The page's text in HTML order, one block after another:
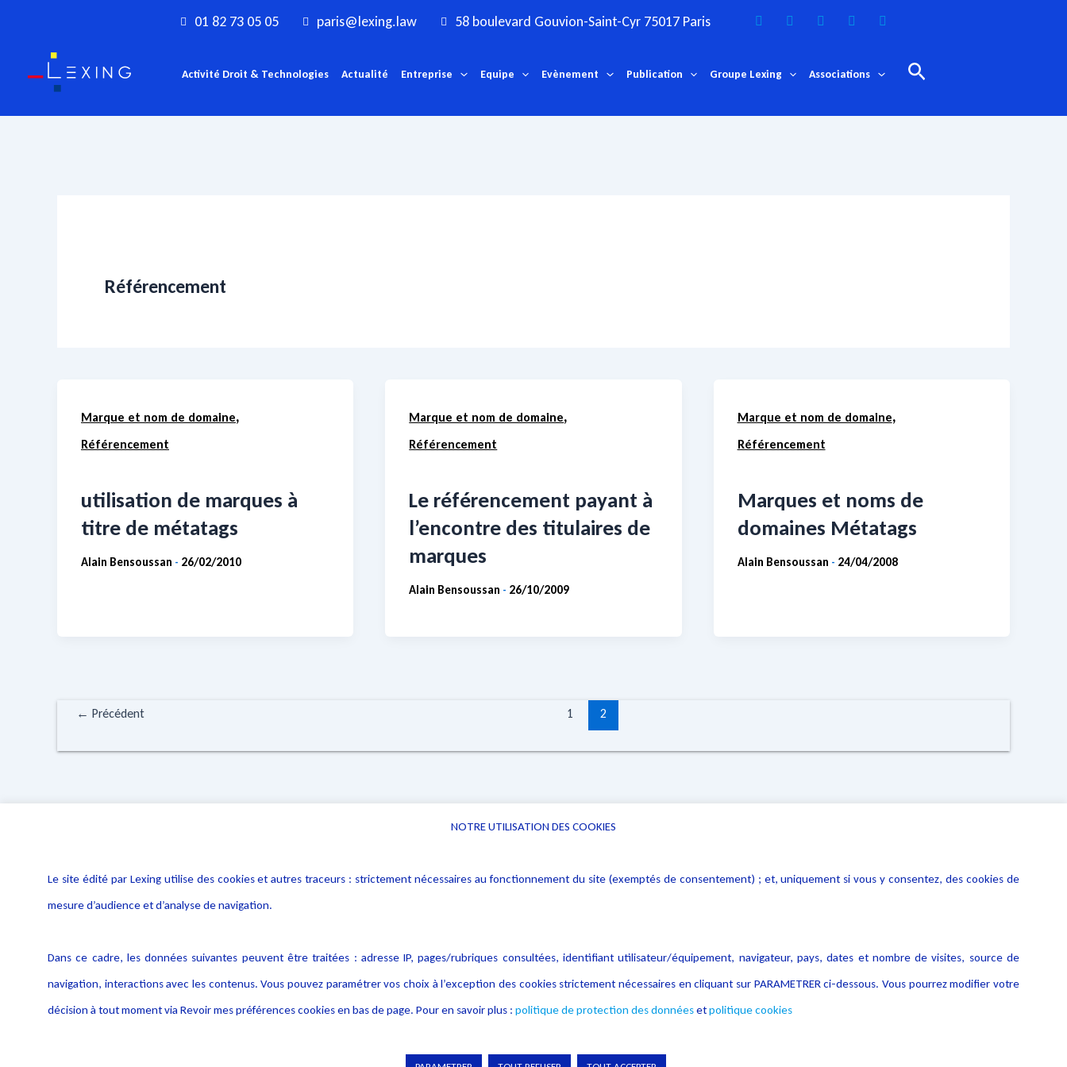
contenu
01 82 73 05 05 paris@lexing.law 58 boulevard Gouvion-Saint-Cyr 75017 Paris
Activité Droit & Technologies Actualité Entreprise Equipe Evènement Publication Groupe Lexing Associations Rechercher
Référencement
Marque et nom de domaine,
Référencement
utilisation de marques à
titre de métatags
Alain Bensoussan - 26/02/2010
Marque et nom de domaine,
Référencement
Le référencement payant à
l’encontre des titulaires de
marques
Alain Bensoussan - 26/10/2009
Marque et nom de domaine,
Référencement
Marques et noms de
domaines Métatags
Alain Bensoussan - 24/04/2008
← Précédent 1 2
données
Politique cookies
Crédit Photo
NOTRE UTILISATION DES COOKIES
Le site édité par Lexing utilise des cookies et autres traceurs : strictement nécessaires au fonctionnement du site (exemptés de consentement) ; et, uniquement si vous y consentez, des cookies de
mesure d’audience et d’analyse de navigation.
Dans ce cadre, les données suivantes peuvent être traitées : adresse IP, pages/rubriques consultées, identifiant utilisateur/équipement, navigateur, pays, dates et nombre de visites, source de
navigation, interactions avec les contenus. Vous pouvez paramétrer vos choix à l’exception des cookies strictement nécessaires en cliquant sur PARAMETRER ci-dessous. Vous pourrez modifier votre
décision à tout moment via Revoir mes préférences cookies en bas de page. Pour en savoir plus : politique de protection des donnéesetpolitique cookies